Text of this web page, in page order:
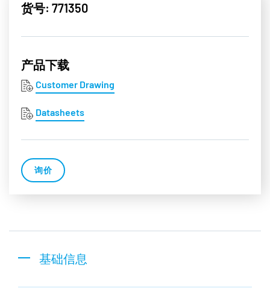
货号: 771350
产品下载
Customer Drawing
Datasheets
询价
基础信息